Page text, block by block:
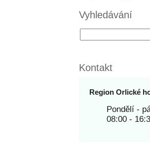
Vyhledávání
Kontakt
Region Orlické
Pondělí -
08:00 -